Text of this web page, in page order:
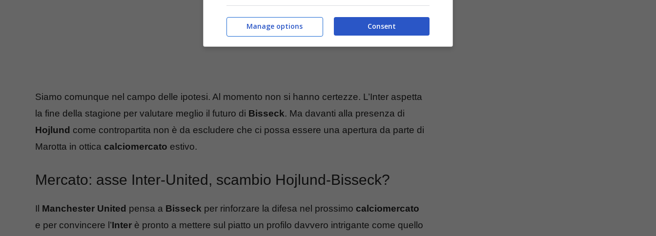
Siamo comunque nel campo delle ipotesi. Al momento non si hanno certezze. L’Inter aspetta
la fine della stagione per valutare meglio il futuro di Bisseck. Ma davanti alla presenza di
Hojlund come contropartita non è da escludere che ci possa essere una apertura da parte di
Marotta in ottica calciomercato estivo.
Mercato: asse Inter-United, scambio Hojlund-Bisseck?
Il Manchester United pensa a Bisseck per rinforzare la difesa nel prossimo calciomercato
e per convincere l’Inter è pronto a mettere sul piatto un profilo davvero intrigante come quello
Consent
Manage options